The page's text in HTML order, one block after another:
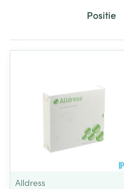
Sorteer op:
Alldress